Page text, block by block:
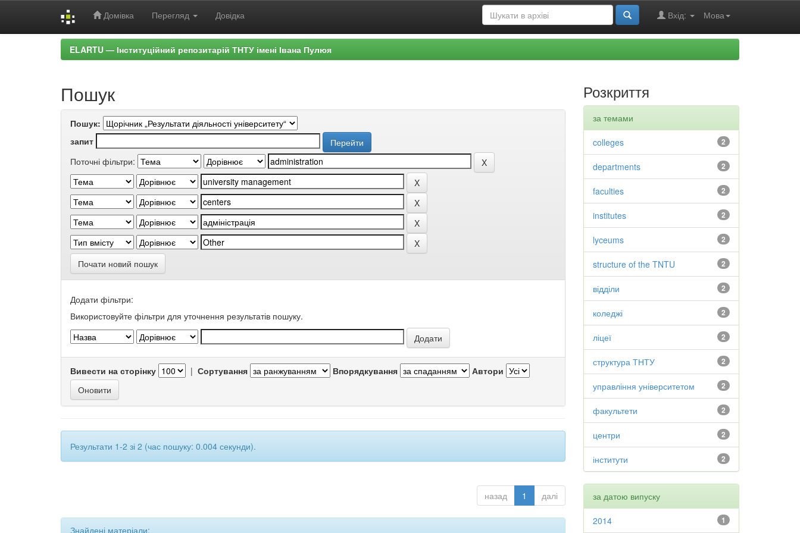
Домівка Перегляд Довідка Мова
Вхід:
ELARTU — Інституційний репозитарій ТНТУ імені Івана Пулюя
Пошук
Пошук:
запит
Поточні фільтри:
Почати новий пошук
Додати фільтри:
Використовуйте фільтри для уточнення результатів пошуку.
Вивести на сторінку | Сортування Впорядкування Автори
Результати 1-2 зі 2 (час пошуку: 0.004 секунди).
назад 1 далі
Знайдені матеріали:
Розкриття
за темами
2
colleges
2
departments
2
faculties
2
institutes
2
lyceums
2
structure of the TNTU
2
відділи
2
коледжі
2
ліцеї
2
структура ТНТУ
2
управління університетом
2
факультети
2
центри
2
інститути
за датою випуску
1
2014